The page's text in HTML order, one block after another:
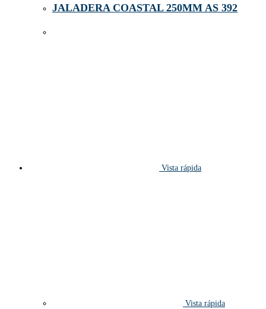
JALADERA COASTAL 250MM AS 392
Vista rápida
Vista rápida